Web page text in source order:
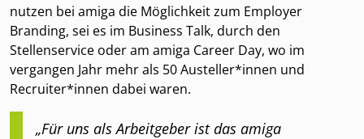
nutzen bei amiga die Möglichkeit zum Employer
Branding, sei es im Business Talk, durch den
Stellenservice oder am amiga Career Day, wo im
vergangen Jahr mehr als 50 Austeller*innen und
Recruiter*innen dabei waren.
„Für uns als Arbeitgeber ist das amiga